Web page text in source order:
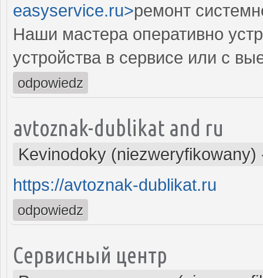
easyservice.ru>ремонт
Наши мастера оперативно
устройства в сервисе или с
odpowiedz
avtoznak-dublikat and ru
Kevinodoky (niezweryfikowany)
https://avtoznak-dublikat.ru
odpowiedz
Сервисный центр